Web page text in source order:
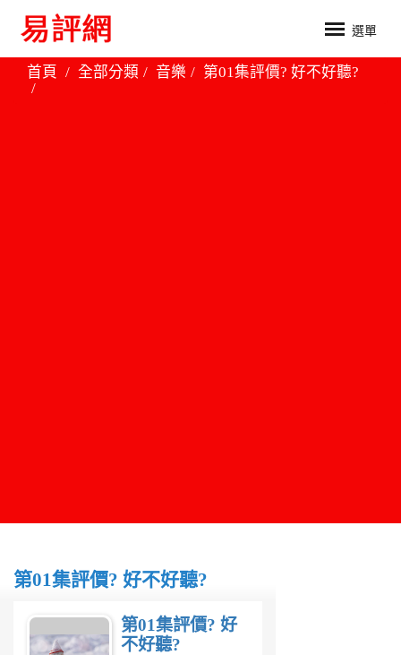
選單
首頁 全部分類 音樂 第01集評價? 好不好聽?
第01集評價? 好不好聽?
第01集評價? 好
不好聽?